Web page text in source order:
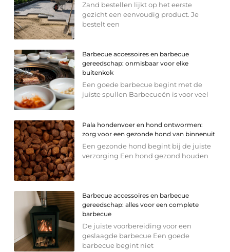
Zand bestellen lijkt op het eerste
gezicht een eenvoudig product. Je
bestelt een
Barbecue accessoires en barbecue
gereedschap: onmisbaar voor elke
buitenkok
Een goede barbecue begint met de
juiste spullen Barbecueën is voor veel
Pala hondenvoer en hond ontwormen:
zorg voor een gezonde hond van binnenuit
Een gezonde hond begint bij de juiste
verzorging Een hond gezond houden
Barbecue accessoires en barbecue
gereedschap: alles voor een complete
barbecue
De juiste voorbereiding voor een
geslaagde barbecue Een goede
barbecue begint niet